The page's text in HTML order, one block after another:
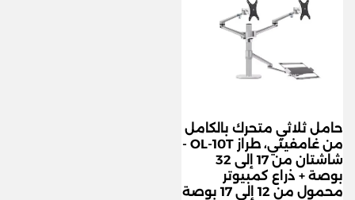
حامل ثلاثي متحرك بالكامل
من غامفيتي، طراز OL-10T -
شاشتان من 17 إلى 32
بوصة + ذراع كمبيوتر
محمول من 12 إلى 17 بوصة